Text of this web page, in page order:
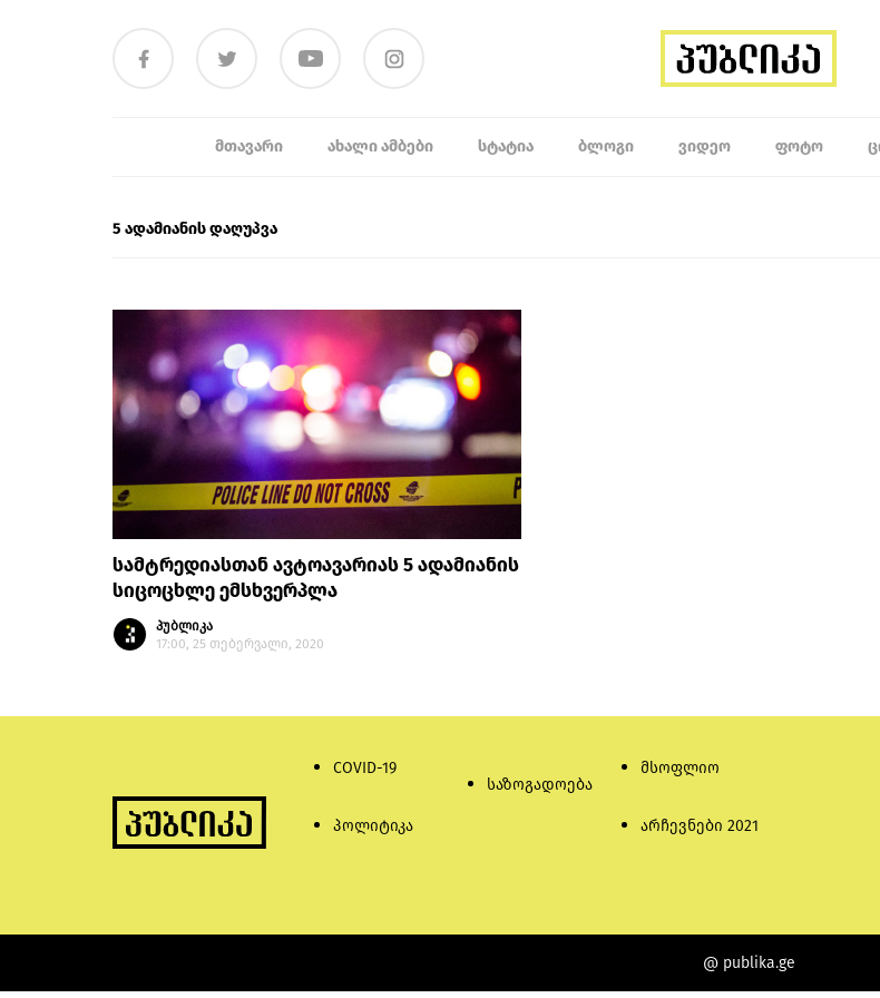
ᲛᲗᲐᲕᲐᲠᲘ ᲐᲮᲐᲚᲘ ᲐᲛᲑᲔᲑᲘ ᲡᲢᲐᲢᲘᲐ ᲑᲚᲝᲒᲘ ᲕᲘᲓᲔᲝ ᲤᲝᲢᲝ
5 ადამიანის დაღუპვა
სამტრედიასთან ავტოავარიას 5 ადამიანის
სიცოცხლე ემსხვერპლა
პუბლიკა
17:00, 25 თებერვალი, 2020
COVID-19
პოლიტიკა
საზოგადოება
მსოფლიო
არჩევნები 2021
@ publika.ge